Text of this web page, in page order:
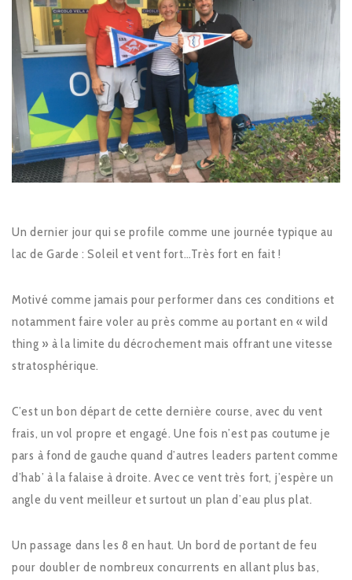
Un dernier jour qui se profile comme une journée typique au
lac de Garde : Soleil et vent fort…Très fort en fait !
Motivé comme jamais pour performer dans ces conditions et
notamment faire voler au près comme au portant en « wild
thing » à la limite du décrochement mais offrant une vitesse
stratosphérique.
C’est un bon départ de cette dernière course, avec du vent
frais, un vol propre et engagé. Une fois n’est pas coutume je
pars à fond de gauche quand d’autres leaders partent comme
d’hab’ à la falaise à droite. Avec ce vent très fort, j’espère un
angle du vent meilleur et surtout un plan d’eau plus plat.
Un passage dans les 8 en haut. Un bord de portant de feu
pour doubler de nombreux concurrents en allant plus bas,